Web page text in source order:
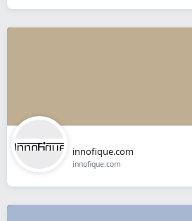
innofique.com
innofique.com